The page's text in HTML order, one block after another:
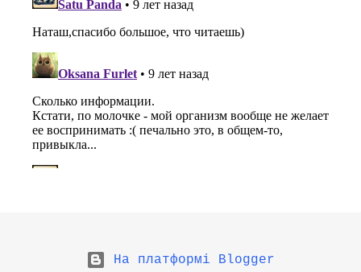
На платформі Blogger